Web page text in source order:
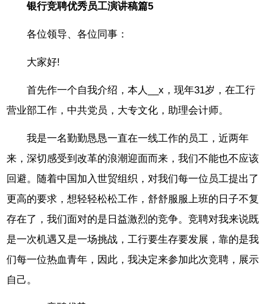
银行竞聘优秀员工演讲稿篇5
各位领导、各位同事：
大家好!
首先作一个自我介绍，本人__x，现年31岁，在工行
营业部工作，中共党员，大专文化，助理会计师。
我是一名勤勤恳恳一直在一线工作的员工，近两年
来，深切感受到改革的浪潮迎面而来，我们不能也不应该
回避。随着中国加入世贸组织，对我们每一位员工提出了
更高的要求，想轻轻松松工作，舒舒服服上班的日子不复
存在了，我们面对的是日益激烈的竞争。竞聘对我来说既
是一次机遇又是一场挑战，工行要生存要发展，靠的是我
们每一位热血青年，因此，我决定来参加此次竞聘，展示
自己。